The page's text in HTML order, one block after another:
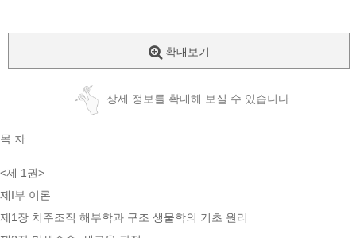
확대보기
상세 정보를 확대해 보실 수 있습니다
목 차
<제 1권>
제I부 이론
제1장 치주조직 해부학과 구조 생물학의 기초 원리